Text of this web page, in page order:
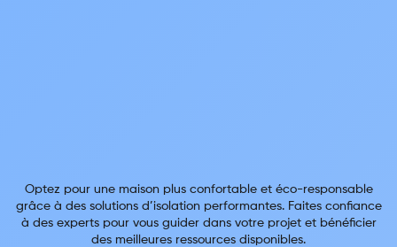
Optez pour une maison plus confortable et éco-responsable
grâce à des solutions d’isolation performantes. Faites confiance
à des experts pour vous guider dans votre projet et bénéficier
des meilleures ressources disponibles.